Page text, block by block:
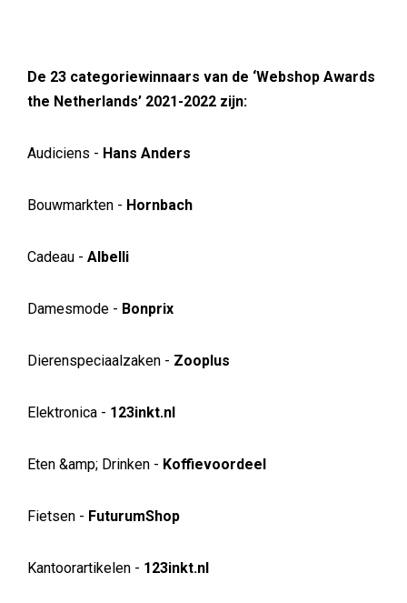
De 23 categoriewinnaars van de ‘Webshop Awards
the Netherlands’ 2021-2022 zijn:
Audiciens - Hans Anders
Bouwmarkten - Hornbach
Cadeau - Albelli
Damesmode - Bonprix
Dierenspeciaalzaken - Zooplus
Elektronica - 123inkt.nl
Eten &amp; Drinken - Koffievoordeel
Fietsen - FuturumShop
Kantoorartikelen - 123inkt.nl